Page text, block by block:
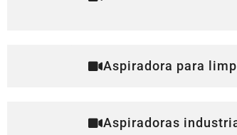
Aspiradora para
Aspiradoras